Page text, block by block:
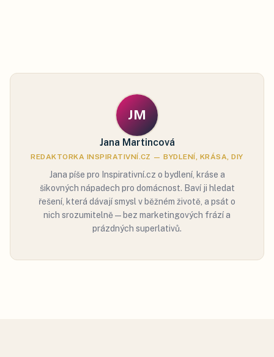
JM
Jana Martincová
REDAKTORKA INSPIRATIVNÍ.CZ — BYDLENÍ, KRÁSA, DIY
Jana píše pro Inspirativní.cz o bydlení, kráse a
šikovných nápadech pro domácnost. Baví ji hledat
řešení, která dávají smysl v běžném životě, a psát o
nich srozumitelně — bez marketingových frází a
prázdných superlativů.